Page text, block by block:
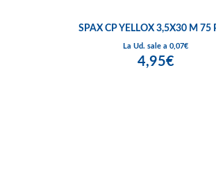
SPAX CP YELLOX 3,5X30 M 75
La Ud. sale a 0,07€
4,95€